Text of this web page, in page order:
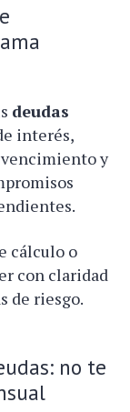
deudas
interés,
y
cálculo o
con claridad
de riesgo.
no te